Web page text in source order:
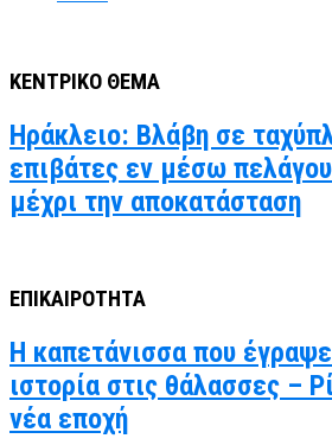
ΚΕΝΤΡΙΚΟ ΘΕΜΑ
Ηράκλειο: Βλάβη σε
επιβάτες εν μέσω
μέχρι την αποκατάσταση
ΕΠΙΚΑΙΡΟΤΗΤΑ
Η καπετάνισσα που
ιστορία στις θάλασσες –
νέα εποχή